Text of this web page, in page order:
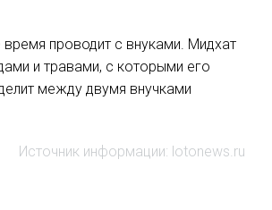
проводит с внуками. Мидхат
и травами, с которыми его
между двумя внучками
Источник информации: lotonews.ru